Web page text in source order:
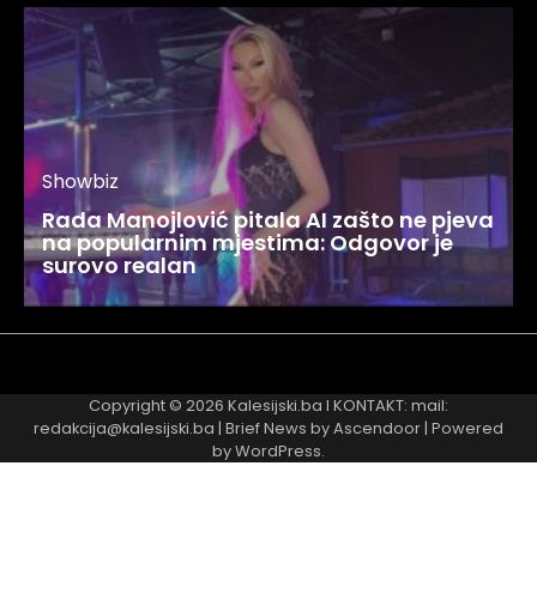
Showbiz
Rada Manojlović pitala AI zašto ne pjeva
na popularnim mjestima: Odgovor je
surovo realan
Copyright © 2026 Kalesijski.ba I KONTAKT: mail:
redakcija@kalesijski.ba | Brief News byAscendoor| Powered
byWordPress.